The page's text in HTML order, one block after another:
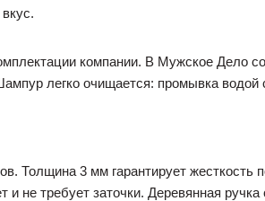
компании. В Мужское Дело
легко очищается: промывка
Толщина 3 мм гарантирует
не требует заточки. Деревянная